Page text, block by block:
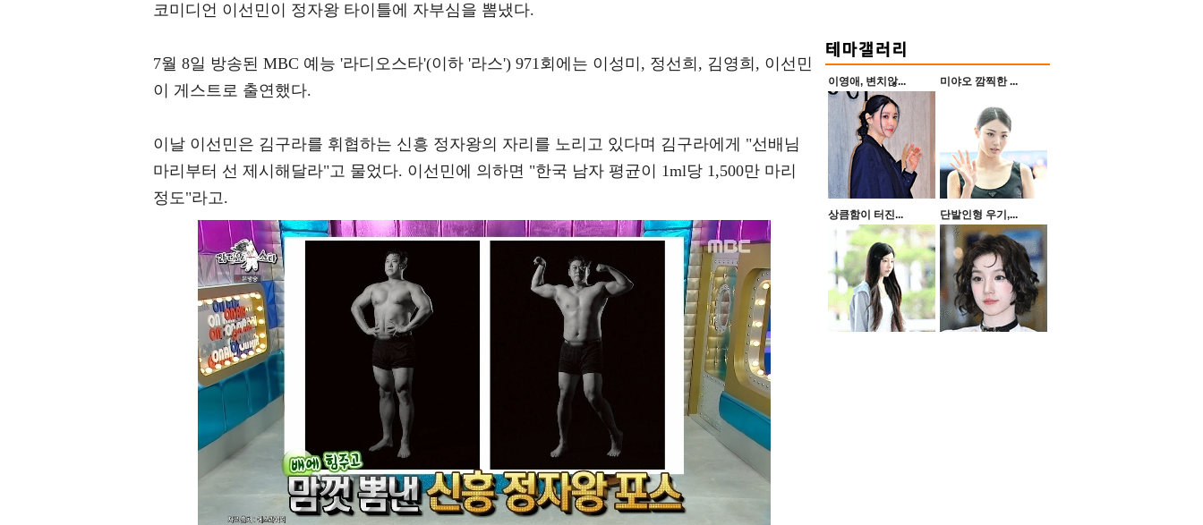
코미디언 이선민이 정자왕 타이틀에 자부심을 뽐냈다.
7월 8일 방송된 MBC 예능 '라디오스타'(이하 '라스') 971회에는 이성미, 정선희, 김영희, 이선민
이 게스트로 출연했다.
이날 이선민은 김구라를 휘협하는 신흥 정자왕의 자리를 노리고 있다며 김구라에게 "선배님
마리부터 선 제시해달라"고 물었다. 이선민에 의하면 "한국 남자 평균이 1ml당 1,500만 마리
정도"라고.
이영애, 변치않... 미야오 깜찍한 ...
상큼함이 터진... 단발인형 우기,...